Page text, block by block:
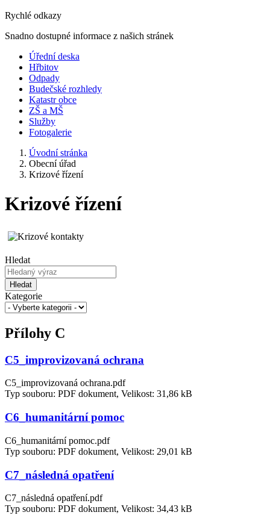
Rychlé odkazy
Snadno dostupné informace z našich stránek
Úřední deska
Hřbitov
Odpady
Budečské rozhledy
Katastr obce
ZŠ a MŠ
Služby
Fotogalerie
Úvodní stránka
Obecní úřad
Krizové řízení
Krizové řízení
Hledat
Hledat
Kategorie
Přílohy C
C5_improvizovaná ochrana
C5_improvizovaná ochrana.pdf
Typ souboru: PDF dokument, Velikost: 31,86 kB
C6_humanitární pomoc
C6_humanitární pomoc.pdf
Typ souboru: PDF dokument, Velikost: 29,01 kB
C7_následná opatření
C7_následná opatření.pdf
Typ souboru: PDF dokument, Velikost: 34,43 kB